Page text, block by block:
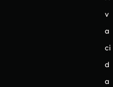
v
a
ci
d
a